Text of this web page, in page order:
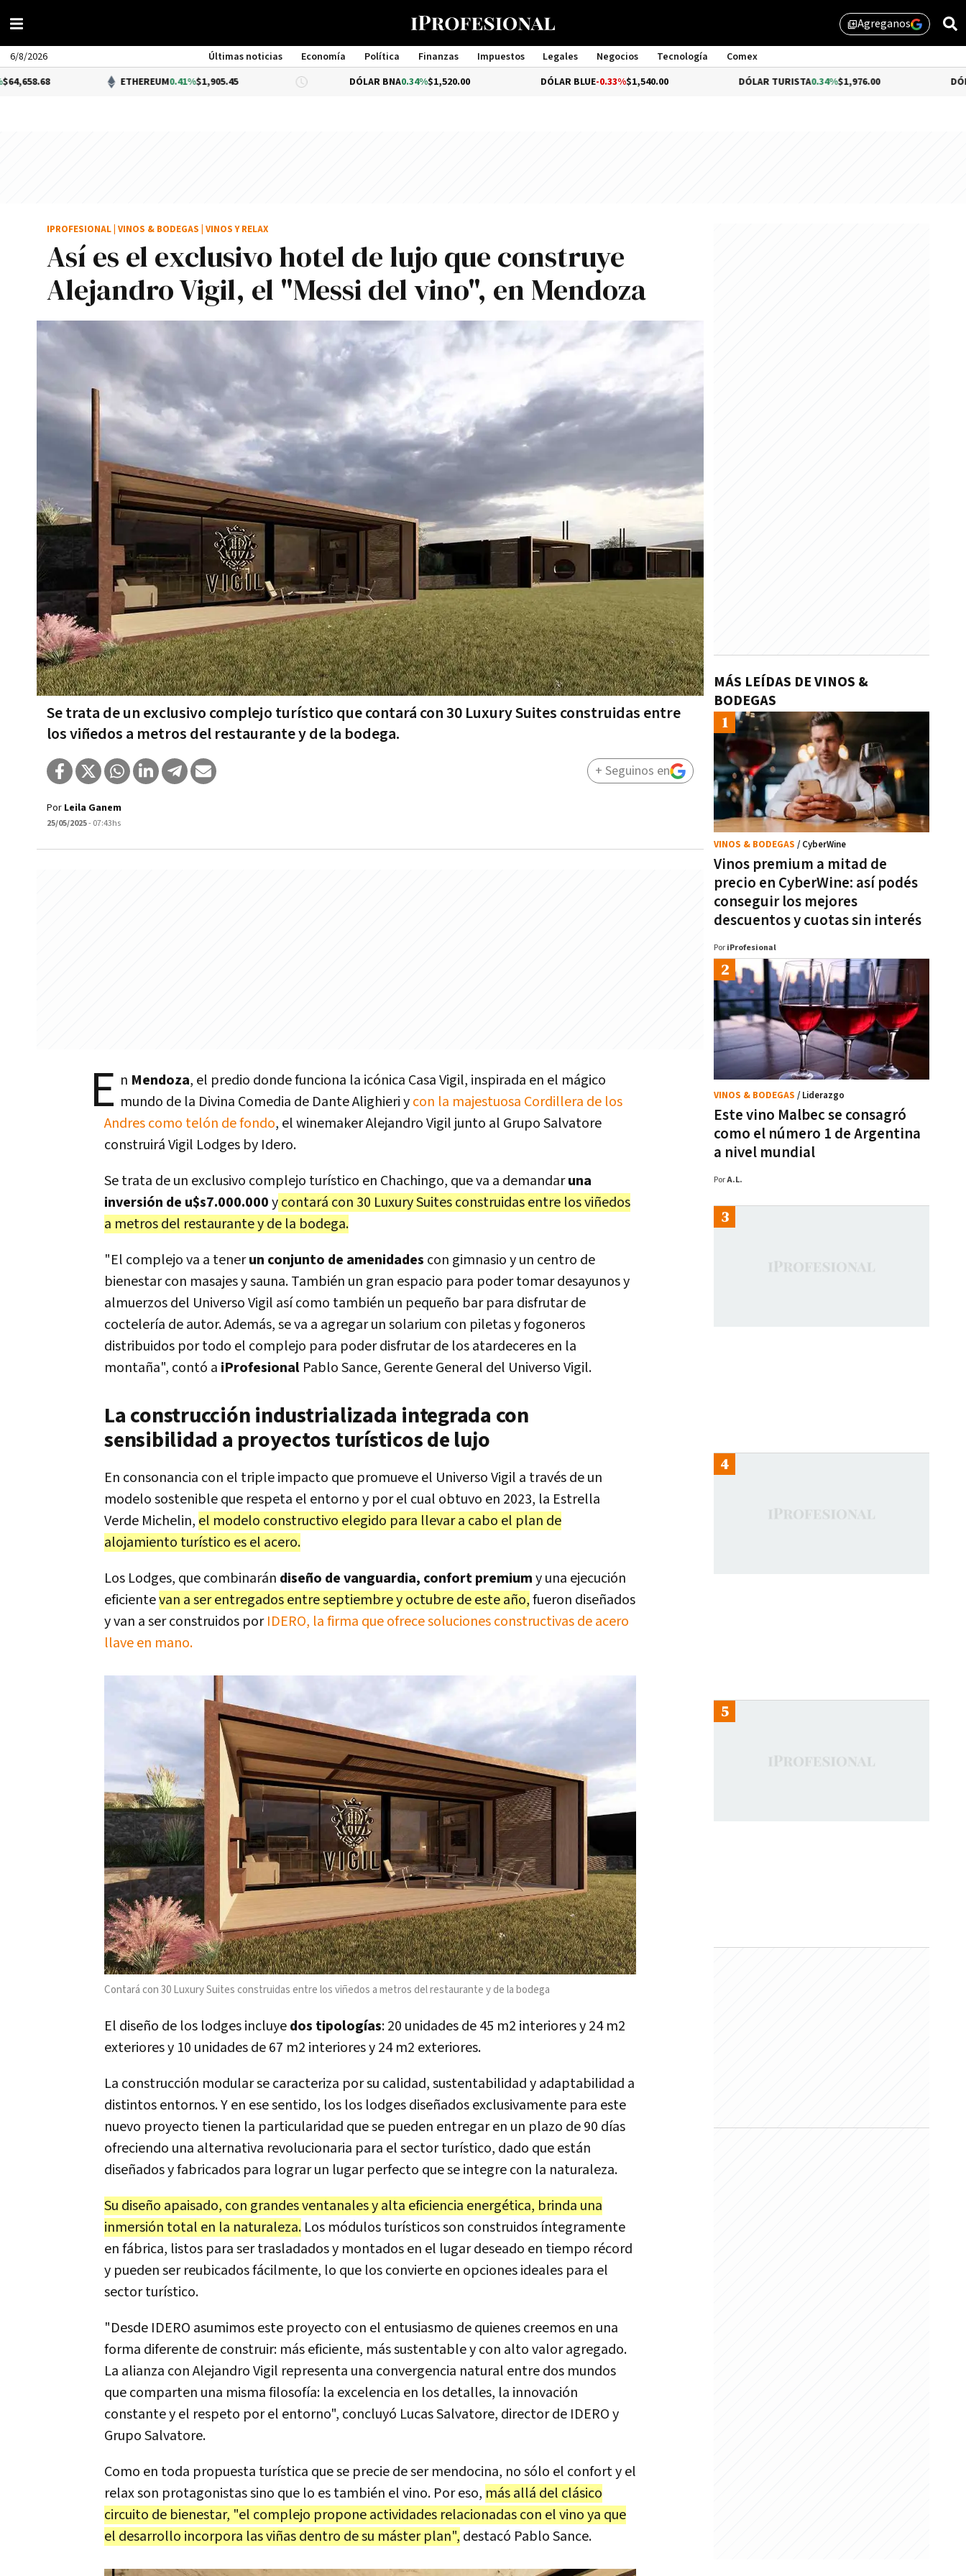
library_addAgreganos
6/8/2026 Últimas noticias Economía Política Finanzas Impuestos Legales Negocios Tecnología
Comex
Management
0.41%$1,905.45 DÓLAR BNA 0.34%$1,520.00 -0.33%$1,540.00 DÓLAR TURISTA0.34%$1,976.00
Así es el exclusivo hotel de lujo que construye
Alejandro Vigil, el "Messi del vino", en Mendoza
Se trata de un exclusivo complejo turístico que contará con 30 Luxury Suites construidas entre
los viñedos a metros del restaurante y de la bodega.
IPROFESIONAL VINOS & BODEGAS VINOS Y RELAX
Por Leila Ganem
25/05/2025- 07:43hs
+ Seguinos en
E n Mendoza, el predio donde funciona la icónica Casa Vigil, inspirada en el mágico
mundo de la Divina Comedia de Dante Alighieri ycon la majestuosa Cordillera de los
Andres como telón de fondo, el winemaker Alejandro Vigil junto al Grupo Salvatore
construirá Vigil Lodges by Idero.
Se trata de un exclusivo complejo turístico en Chachingo, que va a demandaruna
inversión de u$s7.000.000ycontará con 30 Luxury Suites construidas entre los viñedos
a metros del restaurante y de la bodega.
"El complejo va a tenerun conjunto de amenidades con gimnasio y un centro de
bienestar con masajes y sauna. También un gran espacio para poder tomar desayunos y
almuerzos del Universo Vigil así como también un pequeño bar para disfrutar de
coctelería de autor. Además, se va a agregar un solarium con piletas y fogoneros
distribuidos por todo el complejo para poder disfrutar de los atardeceres en la
montaña", contó a iProfesional Pablo Sance, Gerente General del Universo Vigil.
La construcción industrializada integrada con
sensibilidad a proyectos turísticos de lujo
En consonancia con el triple impacto que promueve el Universo Vigil a través de un
modelo sostenible que respeta el entorno y por el cual obtuvo en 2023, la Estrella
Verde Michelin, el modelo constructivo elegido para llevar a cabo el plan de
alojamiento turístico es el acero.
Los Lodges, que combinarán diseño de vanguardia, confort premiumy una ejecución
eficientevan a ser entregados entre septiembre y octubre de este año,fueron diseñados
y van a ser construidos porIDERO, la firma que ofrece soluciones constructivas de acero
llave en mano.
Contará con 30 Luxury Suites construidas entre los viñedos a metros del restaurante y de la bodega
El diseño de los lodges incluyedos tipologías: 20 unidades de 45 m2 interiores y 24 m2
exteriores y 10 unidades de 67 m2 interiores y 24 m2 exteriores.
La construcción modular se caracteriza por su calidad, sustentabilidad y adaptabilidad a
distintos entornos. Y en ese sentido, los los lodges diseñados exclusivamente para este
nuevo proyecto tienen la particularidad que se pueden entregar en un plazo de 90 días
ofreciendo una alternativa revolucionaria para el sector turístico, dado que están
diseñados y fabricados para lograr un lugar perfecto que se integre con la naturaleza.
Su diseño apaisado, con grandes ventanales y alta eficiencia energética, brinda una
inmersión total en la naturaleza. Los módulos turísticos son construidos íntegramente
en fábrica, listos para ser trasladados y montados en el lugar deseado en tiempo récord
y pueden ser reubicados fácilmente, lo que los convierte en opciones ideales para el
sector turístico.
"Desde IDERO asumimos este proyecto con el entusiasmo de quienes creemos en una
forma diferente de construir: más eficiente, más sustentable y con alto valor agregado.
La alianza con Alejandro Vigil representa una convergencia natural entre dos mundos
que comparten una misma filosofía: la excelencia en los detalles, la innovación
constante y el respeto por el entorno", concluyó Lucas Salvatore, director de IDERO y
Grupo Salvatore.
Como en toda propuesta turística que se precie de ser mendocina, no sólo el confort y el
relax son protagonistas sino que lo es también el vino. Por eso, más allá del clásico
circuito de bienestar, "el complejo propone actividades relacionadas con el vino ya que
el desarrollo incorpora las viñas dentro de su máster plan", destacó Pablo Sance.
MÁS LEÍDAS DE VINOS &
BODEGAS
Vinos premium a mitad de
precio en CyberWine: así podés
conseguir los mejores
descuentos y cuotas sin interés
VINOS & BODEGAS / CyberWine
Por iProfesional
Este vino Malbec se consagró
como el número 1 de Argentina
a nivel mundial
VINOS & BODEGAS / Liderazgo
PorA.L.